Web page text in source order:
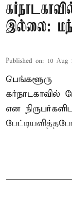
இல்லை:
Published on: 10 Aug
பெங்களூரு
என